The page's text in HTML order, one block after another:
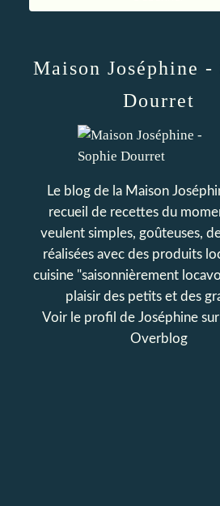
Maison Joséphine -
Dourret
Le blog de la Maison
recueil de recettes du
veulent simples, goûteuses,
réalisées avec des produits
cuisine "saisonnièrement
plaisir des petits et des
Voir le profil de Joséphine
Overblog